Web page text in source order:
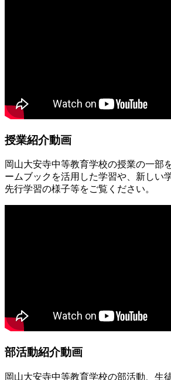
授業紹介動画
岡山大安寺中等教育学校の授業の一部
ームブックを活用した学習や、新しい
先行学習の様子等をご覧ください。
部活動紹介動画
岡山大安寺中等教育学校の部活動、生